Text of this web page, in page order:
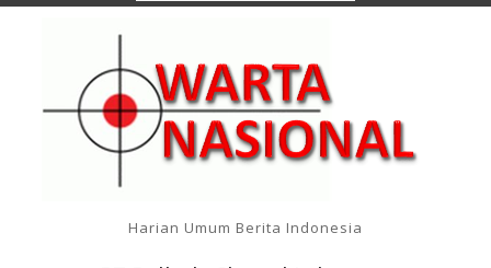
Harian Umum Berita Indonesia